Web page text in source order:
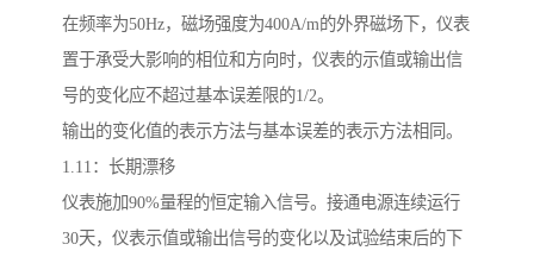
在频率为50Hz，磁场强度为400A/m的外界磁场下，仪表
置于承受大影响的相位和方向时，仪表的示值或输出信
号的变化应不超过基本误差限的1/2。
输出的变化值的表示方法与基本误差的表示方法相同。
1.11：长期漂移
仪表施加90%量程的恒定输入信号。接通电源连续运行
30天，仪表示值或输出信号的变化以及试验结束后的下